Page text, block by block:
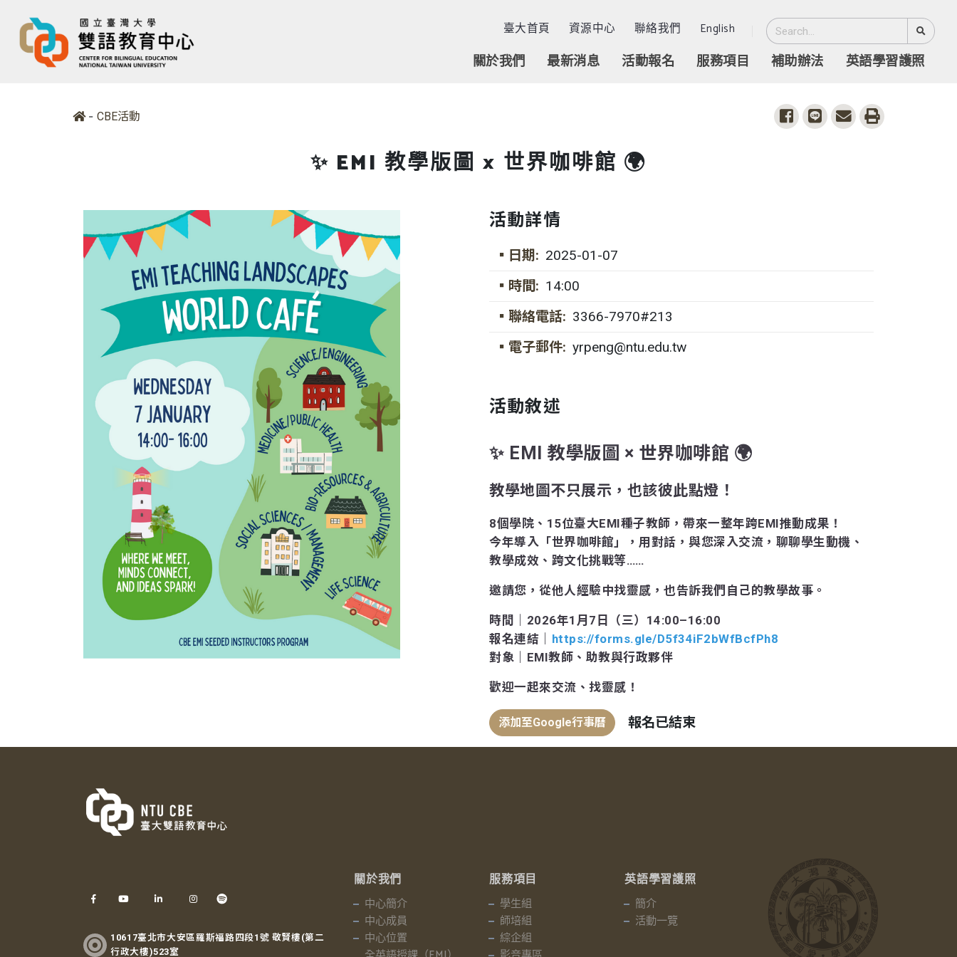
臺大首頁 資源中心 聯絡我們 English
關於我們 最新消息 活動報名 服務項目 補助辦法 英語學習護照
- CBE活動 share to facebook
share to line
share to email
print
✨ EMI 教學版圖 × 世界咖啡館 🌍
活動詳情
▪日期: 2025-01-07
▪時間: 14:00
▪聯絡電話: 3366-7970#213
▪電子郵件: yrpeng@ntu.edu.tw
活動敘述
✨ EMI 教學版圖 × 世界咖啡館 🌍
教學地圖不只展示，也該彼此點燈！
8個學院、15位臺大EMI種子教師，帶來一整年跨EMI推動成果！
今年導入「世界咖啡館」，用對話，與您深入交流，聊聊學生動機、
教學成效、跨文化挑戰等……
邀請您，從他人經驗中找靈感，也告訴我們自己的教學故事。
時間｜2026年1月7日（三）14:00–16:00
報名連結｜ https://forms.gle/D5f34iF2bWfBcfPh8
對象｜EMI教師、助教與行政夥伴
歡迎一起來交流、找靈感！
添加至Google行事曆 報名已結束
10617臺北市大安區羅斯福路四段1號 敬賢樓(第二
行政大樓)523室
關於我們
中心簡介
中心成員
中心位置
服務項目
學生組
師培組
綜企組
英語學習護照
簡介
活動一覽